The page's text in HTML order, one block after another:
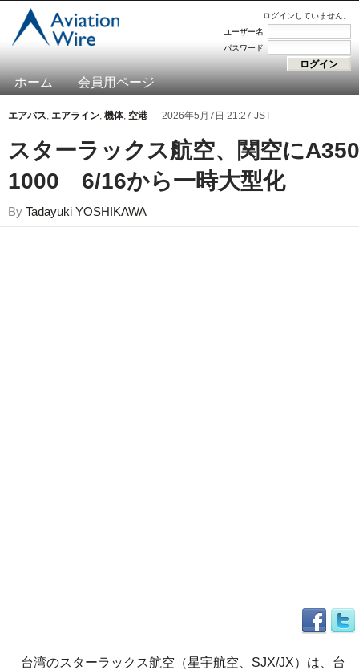
ログインしていません。
ユーザー名
パスワード
ホーム 会員用ページ
エアバス, エアライン, 機体, 空港 — 2026年5月7日 21:27 JST
スターラックス航空、関空に
1000 6/16から一時大型化
By Tadayuki YOSHIKAWA
台湾のスターラックス航空（星宇航空、SJX/JX）は、台